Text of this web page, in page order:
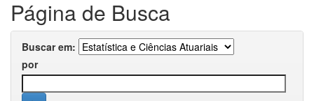
Página de Busca
Buscar em:
por